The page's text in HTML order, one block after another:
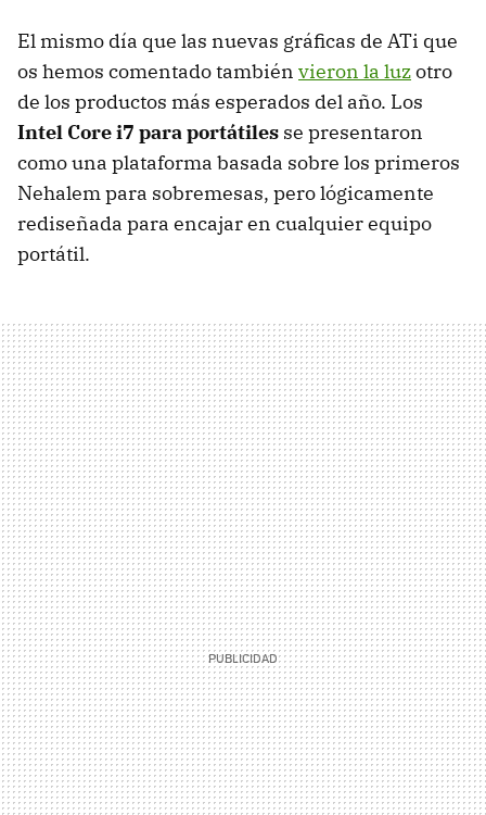
El mismo día que las nuevas gráficas de ATi que
os hemos comentado también vieron la luzotro
de los productos más esperados del año. Los
Intel Core i7 para portátiles se presentaron
como una plataforma basada sobre los primeros
Nehalem para sobremesas, pero lógicamente
rediseñada para encajar en cualquier equipo
portátil.